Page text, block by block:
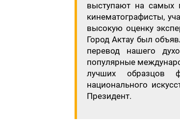
выступают на самых
кинематографисты,
высокую оценку
Город Актау был
перевод нашего
популярные
лучших образцов
национального
Президент.